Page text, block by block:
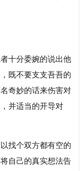
十分委婉的说出他
既不要支支吾吾的
奇妙的话来伤害对
并适当的开导对
找个双方都有空的
自己的真实想法告